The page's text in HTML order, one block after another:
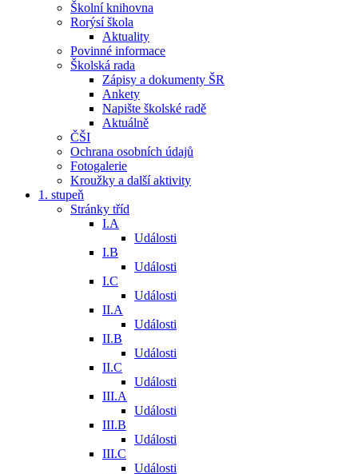
Školní knihovna
Rorýsí škola
Aktuality
Povinné informace
Školská rada
Zápisy a dokumenty ŠR
Ankety
Napište školské radě
Aktuálně
ČŠI
Ochrana osobních údajů
Fotogalerie
Kroužky a další aktivity
1. stupeň
Stránky tříd
I.A
Události
I.B
Události
I.C
Události
II.A
Události
II.B
Události
II.C
Události
III.A
Události
III.B
Události
III.C
Události